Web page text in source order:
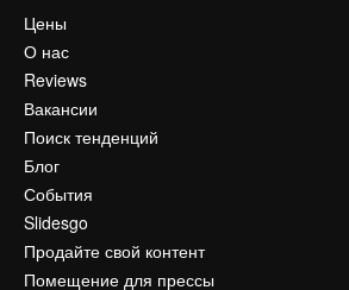
Цены
О нас
Reviews
Вакансии
Поиск тенденций
Блог
События
Slidesgo
Продайте свой контент
Помещение для прессы